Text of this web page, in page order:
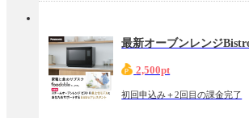
2,500pt
初回申込み＋2回目の課金完了